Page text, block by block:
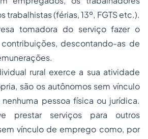
trabalhistas (férias, 13º, FGTS etc.).
tomadora do serviço fazer o
descontando-as de
rural exerce a sua atividade
são os autônomos sem vínculo
pessoa física ou jurídica.
prestar serviços para outros
vínculo de emprego como, por